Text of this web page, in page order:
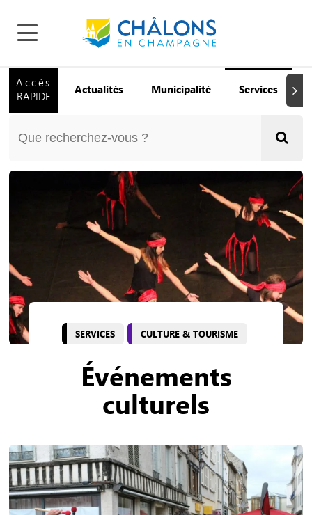
Accès
RAPIDE
Actualités Municipalité Services
SERVICES CULTURE & TOURISME
Événements
culturels